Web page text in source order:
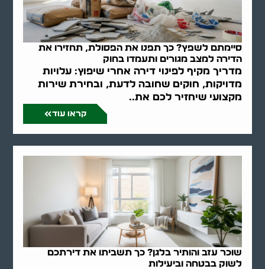
סיימתם לשפץ? כך תפנו את הפסולת, תחזירו את
הדירה למצב מגורים ותעמדו בחוק
מדריך מקיף לפינוי דירה אחרי שיפוץ: עלויות
מדויקות, חוקים שחובה לדעת, ובחירת שירות
מקצועי שיחזיר לכם את..
קראו עוד
שוכר עזב והותיר בלגן? כך תשביתו את דירתכם
לשוק בבטחה וביעילות